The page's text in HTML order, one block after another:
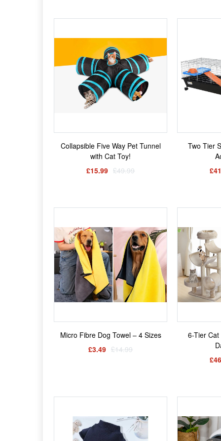
Collapsible Five Way Pet Tunnel
with Cat Toy!
£15.99 £49.99
Two Tier
Micro Fibre Dog Towel – 4 Sizes
£3.49 £14.99
6-Tier